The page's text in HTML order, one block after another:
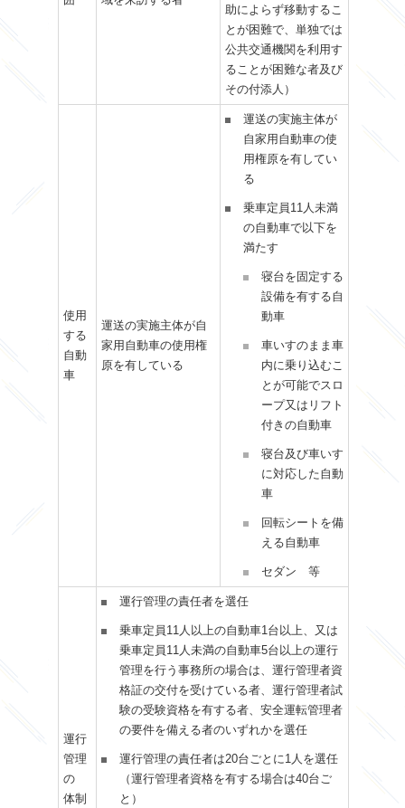
助によらず移動するこ
とが困難で、単独では
公共交通機関を利用す
ることが困難な者及び
その付添人）
使用
する
自動
車
運送の実施主体が自
家用自動車の使用権
原を有している
運送の実施主体が
自家用自動車の使
用権原を有してい
る
乗車定員11人未満
の自動車で以下を
満たす
寝台を固定する
設備を有する自
動車
車いすのまま車
内に乗り込むこ
とが可能でスロ
ープ又はリフト
付きの自動車
寝台及び車いす
に対応した自動
車
回転シートを備
える自動車
セダン 等
運行
管理
の
体制
運行管理の責任者を選任
乗車定員11人以上の自動車1台以上、又は
乗車定員11人未満の自動車5台以上の運行
管理を行う事務所の場合は、運行管理者資
格証の交付を受けている者、運行管理者試
験の受験資格を有する者、安全運転管理者
の要件を備える者のいずれかを選任
運行管理の責任者は20台ごとに1人を選任
（運行管理者資格を有する場合は40台ご
と）